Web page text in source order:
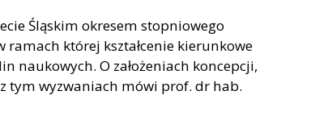
Śląskim okresem stopniowego
ramach której kształcenie kierunkowe
naukowych. O założeniach koncepcji,
tym wyzwaniach mówi prof. dr hab.